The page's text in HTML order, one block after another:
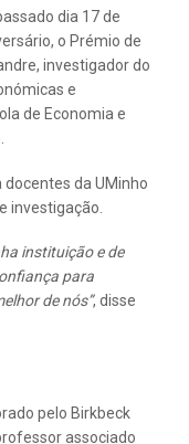
dia 17 de
o Prémio de
investigador do
e
de Economia e
da UMinho
investigação.
instituição e de
para
de nós”, disse
pelo Birkbeck
associado